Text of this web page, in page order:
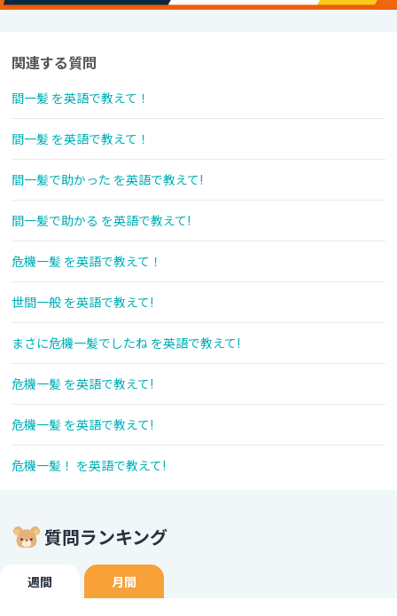
関連する質問
間一髪 を英語で教えて！
間一髪 を英語で教えて！
間一髪で助かった を英語で教えて!
間一髪で助かる を英語で教えて!
危機一髪 を英語で教えて！
世間一般 を英語で教えて!
まさに危機一髪でしたね を英語で教えて!
危機一髪 を英語で教えて!
危機一髪 を英語で教えて!
危機一髪！ を英語で教えて!
質問ランキング
週間 月間